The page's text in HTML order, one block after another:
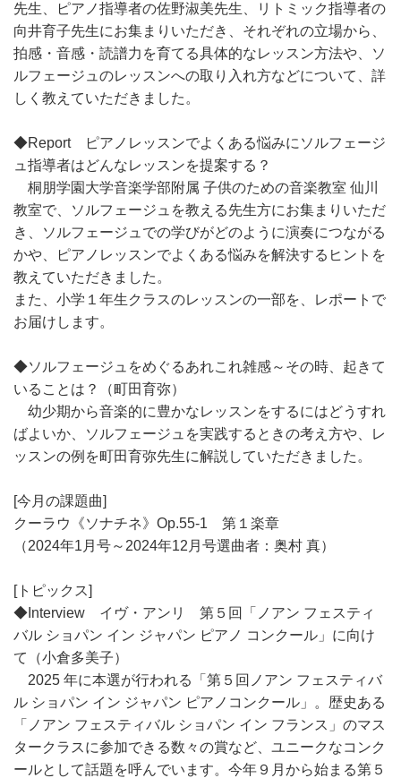
先生、ピアノ指導者の佐野淑美先生、リトミック指導者の
向井育子先生にお集まりいただき、それぞれの立場から、
拍感・音感・読譜力を育てる具体的なレッスン方法や、ソ
ルフェージュのレッスンへの取り入れ方などについて、詳
しく教えていただきました。
◆Report ピアノレッスンでよくある悩みにソルフェージ
ュ指導者はどんなレッスンを提案する？
桐朋学園大学音楽学部附属 子供のための音楽教室 仙川
教室で、ソルフェージュを教える先生方にお集まりいただ
き、ソルフェージュでの学びがどのように演奏につながる
かや、ピアノレッスンでよくある悩みを解決するヒントを
教えていただきました。
また、小学１年生クラスのレッスンの一部を、レポートで
お届けします。
◆ソルフェージュをめぐるあれこれ雑感～その時、起きて
いることは？（町田育弥）
幼少期から音楽的に豊かなレッスンをするにはどうすれ
ばよいか、ソルフェージュを実践するときの考え方や、レ
ッスンの例を町田育弥先生に解説していただきました。
[今月の課題曲]
クーラウ《ソナチネ》Op.55-1 第１楽章
（2024年1月号～2024年12月号選曲者：奥村 真）
[トピックス]
◆Interview イヴ・アンリ 第５回「ノアン フェスティ
バル ショパン イン ジャパン ピアノ コンクール」に向け
て（小倉多美子）
2025 年に本選が行われる「第５回ノアン フェスティバ
ル ショパン イン ジャパン ピアノコンクール」。歴史ある
「ノアン フェスティバル ショパン イン フランス」のマス
タークラスに参加できる数々の賞など、ユニークなコンク
ールとして話題を呼んでいます。今年９月から始まる第５